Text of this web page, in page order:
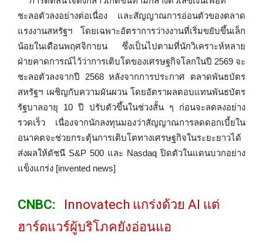
ชะลอตัวลงอย่างต่อเนื่อง และสัญญาณการอ่อนตัวของตลาด
แรงงานสหรัฐฯ โดยเฉพาะอัตราการว่างงานที่เริ่มขยับขึ้นเล็ก
น้อยในเดือนพฤศจิกายน ซึ่งเป็นไปตามที่นักวิเคราะห์หลาย
ฝ่ายคาดการณ์ไว้ว่าการเติบโตของเศรษฐกิจโลกในปี 2569 จะ
ชะลอตัวลงจากปี 2568 หลังจากการประกาศ ตลาดพันธบัตร
สหรัฐฯ เผชิญกับความผันผวน โดยอัตราผลตอบแทนพันธบัตร
รัฐบาลอายุ 10 ปี ปรับตัวขึ้นในช่วงสั้น ๆ ก่อนจะลดลงอย่าง
รวดเร็ว เนื่องจากนักลงทุนมองว่าสัญญาณการลดดอกเบี้ยใน
อนาคตจะช่วยกระตุ้นการเติบโตทางเศรษฐกิจในระยะยาวได้
ส่งผลให้ดัชนี S&P 500 และ Nasdaq ปิดตัวในแดนบวกอย่าง
แข็งแกร่ง [invented news]
CNBC:
Innovatech แกร่งด้วย AI แต่
ฮาร์ดแวร์ผู้บริโภคยังอ่อนแอ